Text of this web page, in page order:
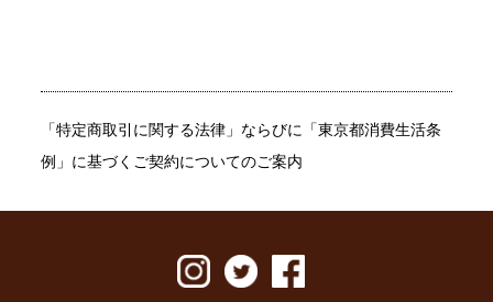
「特定商取引に関する法律」ならびに「東京都消費生活条
例」に基づくご契約についてのご案内